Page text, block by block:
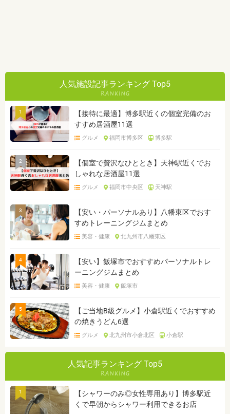
人気施設記事ランキング Top5
1
【接待に最適】博多駅近くの個室完備のお
すすめ居酒屋11選
グルメ 福岡市博多区 博多駅
2
【個室で贅沢なひととき】天神駅近くでお
しゃれな居酒屋11選
グルメ 福岡市中央区 天神駅
3
【安い・パーソナルあり】八幡東区でおす
すめトレーニングジムまとめ
美容・健康 北九州市八幡東区
4
【安い】飯塚市でおすすめパーソナルトレ
ーニングジムまとめ
美容・健康 飯塚市
5
【ご当地B級グルメ】小倉駅近くでおすすめ
の焼きうどん6選
グルメ 北九州市小倉北区 小倉駅
人気記事ランキング Top5
1
【シャワーのみ◎女性専用あり】博多駅近
くで早朝からシャワー利用できるお店